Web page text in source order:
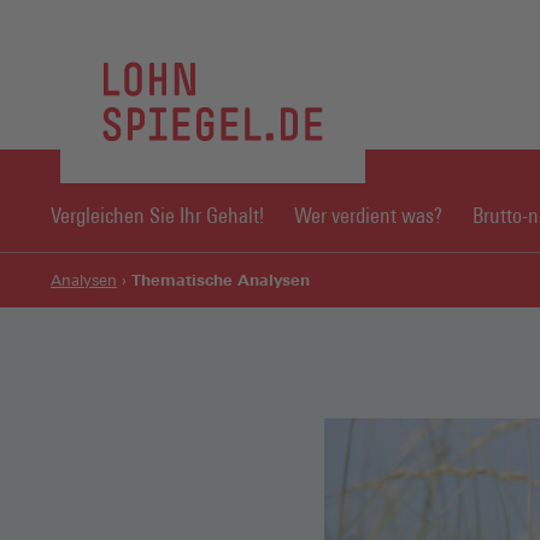
Vergleichen Sie Ihr Gehalt! Wer verdient was? Brutto-
Analysen Thematische Analysen